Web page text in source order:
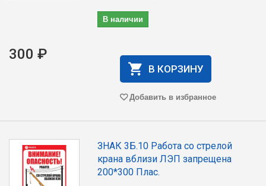
В наличии
300 ₽
В КОРЗИНУ
Добавить в избранное
ЗНАК 3Б.10 Работа со стрелой
крана вблизи ЛЭП запрещена
200*300 Плас.